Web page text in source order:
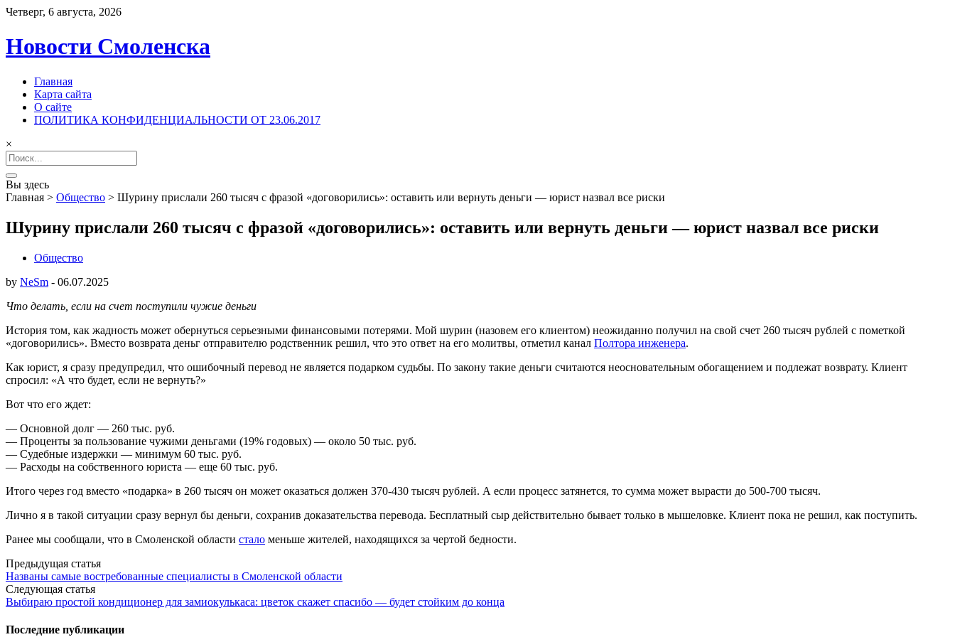
Четверг, 6 августа, 2026
Новости Смоленска
Главная
Карта сайта
О сайте
ПОЛИТИКА КОНФИДЕНЦИАЛЬНОСТИ ОТ 23.06.2017
×
Search
for:
Вы здесь
Главная > Общество > Шурину прислали 260 тысяч с фразой «договорились»: оставить или вернуть деньги — юрист назвал все риски
Шурину прислали 260 тысяч с фразой «договорились»: оставить или вернуть деньги — юрист назвал все риски
Общество
by NeSm - 06.07.2025
Что делать, если на счет поступили чужие деньги
История том, как жадность может обернуться серьезными финансовыми потерями. Мой шурин (назовем его клиентом) неожиданно получил на свой счет 260 тысяч рублей с пометкой
«договорились». Вместо возврата деньг отправителю родственник решил, что это ответ на его молитвы, отметил канал Полтора инженера.
Как юрист, я сразу предупредил, что ошибочный перевод не является подарком судьбы. По закону такие деньги считаются неосновательным обогащением и подлежат возврату. Клиент
спросил: «А что будет, если не вернуть?»
Вот что его ждет:
— Основной долг — 260 тыс. руб.
— Проценты за пользование чужими деньгами (19% годовых) — около 50 тыс. руб.
— Судебные издержки — минимум 60 тыс. руб.
— Расходы на собственного юриста — еще 60 тыс. руб.
Итого через год вместо «подарка» в 260 тысяч он может оказаться должен 370-430 тысяч рублей. А если процесс затянется, то сумма может вырасти до 500-700 тысяч.
Лично я в такой ситуации сразу вернул бы деньги, сохранив доказательства перевода. Бесплатный сыр действительно бывает только в мышеловке. Клиент пока не решил, как поступить.
Ранее мы сообщали, что в Смоленской области стало меньше жителей, находящихся за чертой бедности.
Post
navigation
Предыдущая статья
Названы самые востребованные специалисты в Смоленской области
Следующая статья
Выбираю простой кондиционер для замиокулькаса: цветок скажет спасибо — будет стойким до конца
Последние публикации